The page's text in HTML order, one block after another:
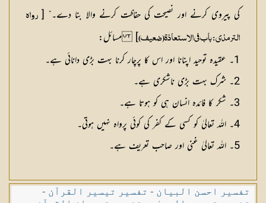
کی پیروی کرنے اور نصیحت کی حفاظت کرنے والا بنا دے۔“ [ رواہ
الترمذی : باب فی الاستعاذۃ(ضعیف)]مسائل:
1۔ عقیدہ توحید اپنانا اور اس کا پرچار کرنا بہت بڑی دانائی ہے۔
2۔ شرک بہت بڑی ناشکری ہے۔
3۔ شکر کا فائدہ انسان ہی کو ہوتا ہے۔
4۔ اللہ تعالیٰ کو کسی کے کفر کی کوئی پرواہ نہیں ہوتی۔
5۔ اللہ تعالیٰ غنی اور صاحب تعریف ہے۔
تفسیر احسن البیان - تفسیر تیسیر القرآن -